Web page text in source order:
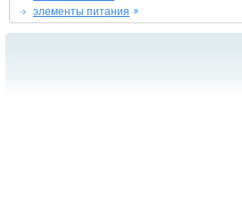
элементы питания